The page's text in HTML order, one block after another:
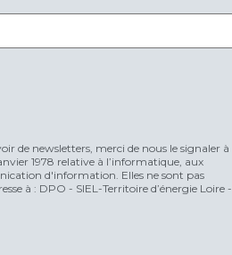
de newsletters, merci de nous le signaler à
1978 relative à l’informatique, aux
d'information. Elles ne sont pas
à : DPO - SIEL-Territoire d’énergie Loire -